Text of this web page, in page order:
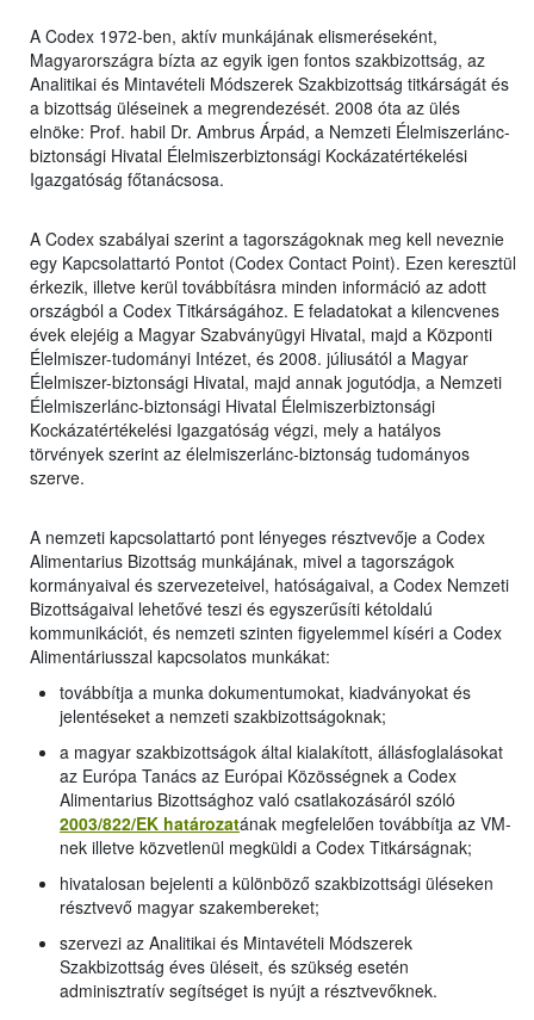
A Codex 1972-ben, aktív munkájának elismeréseként,
Magyarországra bízta az egyik igen fontos szakbizottság, az
Analitikai és Mintavételi Módszerek Szakbizottság titkárságát és
a bizottság üléseinek a megrendezését. 2008 óta az ülés
elnöke: Prof. habil Dr. Ambrus Árpád, a Nemzeti Élelmiszerlánc-
biztonsági Hivatal Élelmiszerbiztonsági Kockázatértékelési
Igazgatóság főtanácsosa.
A Codex szabályai szerint a tagországoknak meg kell neveznie
egy Kapcsolattartó Pontot (Codex Contact Point). Ezen keresztül
érkezik, illetve kerül továbbításra minden információ az adott
országból a Codex Titkárságához. E feladatokat a kilencvenes
évek elejéig a Magyar Szabványügyi Hivatal, majd a Központi
Élelmiszer-tudományi Intézet, és 2008. júliusától a Magyar
Élelmiszer-biztonsági Hivatal, majd annak jogutódja, a Nemzeti
Élelmiszerlánc-biztonsági Hivatal Élelmiszerbiztonsági
Kockázatértékelési Igazgatóság végzi, mely a hatályos
törvények szerint az élelmiszerlánc-biztonság tudományos
szerve.
A nemzeti kapcsolattartó pont lényeges résztvevője a Codex
Alimentarius Bizottság munkájának, mivel a tagországok
kormányaival és szervezeteivel, hatóságaival, a Codex Nemzeti
Bizottságaival lehetővé teszi és egyszerűsíti kétoldalú
kommunikációt, és nemzeti szinten figyelemmel kíséri a Codex
Alimentáriusszal kapcsolatos munkákat:
továbbítja a munka dokumentumokat, kiadványokat és
jelentéseket a nemzeti szakbizottságoknak;
a magyar szakbizottságok által kialakított, állásfoglalásokat
az Európa Tanács az Európai Közösségnek a Codex
Alimentarius Bizottsághoz való csatlakozásáról szóló
2003/822/EK határozatának megfelelően továbbítja az VM-
nek illetve közvetlenül megküldi a Codex Titkárságnak;
hivatalosan bejelenti a különböző szakbizottsági üléseken
résztvevő magyar szakembereket;
szervezi az Analitikai és Mintavételi Módszerek
Szakbizottság éves üléseit, és szükség esetén
adminisztratív segítséget is nyújt a résztvevőknek.